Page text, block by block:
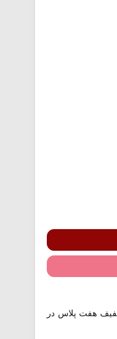
هفت پلاس در